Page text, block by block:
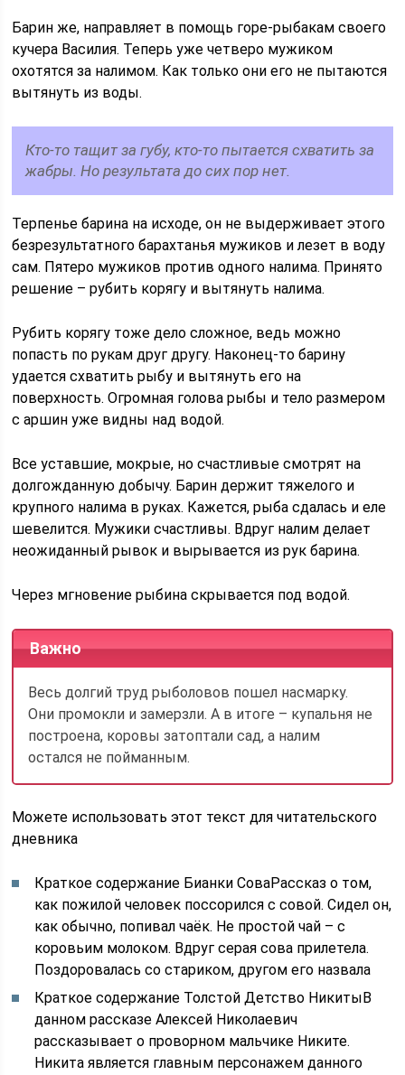
Барин же, направляет в помощь горе-рыбакам своего
кучера Василия. Теперь уже четверо мужиком
охотятся за налимом. Как только они его не пытаются
вытянуть из воды.
Кто-то тащит за губу, кто-то пытается схватить за
жабры. Но результата до сих пор нет.
Терпенье барина на исходе, он не выдерживает этого
безрезультатного барахтанья мужиков и лезет в воду
сам. Пятеро мужиков против одного налима. Принято
решение – рубить корягу и вытянуть налима.
Рубить корягу тоже дело сложное, ведь можно
попасть по рукам друг другу. Наконец-то барину
удается схватить рыбу и вытянуть его на
поверхность. Огромная голова рыбы и тело размером
с аршин уже видны над водой.
Все уставшие, мокрые, но счастливые смотрят на
долгожданную добычу. Барин держит тяжелого и
крупного налима в руках. Кажется, рыба сдалась и еле
шевелится. Мужики счастливы. Вдруг налим делает
неожиданный рывок и вырывается из рук барина.
Через мгновение рыбина скрывается под водой.
Важно
Весь долгий труд рыболовов пошел насмарку.
Они промокли и замерзли. А в итоге – купальня не
построена, коровы затоптали сад, а налим
остался не пойманным.
Можете использовать этот текст для читательского
дневника
Краткое содержание Бианки СоваРассказ о том,
как пожилой человек поссорился с совой. Сидел он,
как обычно, попивал чаёк. Не простой чай – с
коровьим молоком. Вдруг серая сова прилетела.
Поздоровалась со стариком, другом его назвала
Краткое содержание Толстой Детство НикитыВ
данном рассказе Алексей Николаевич
рассказывает о проворном мальчике Никите.
Никита является главным персонажем данного